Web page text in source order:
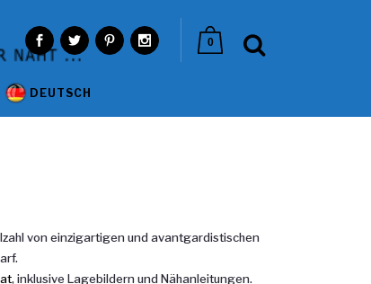
0
DEUTSCH
von einzigartigen und avantgardistischen
, inklusive Lagebildern und Nähanleitungen.